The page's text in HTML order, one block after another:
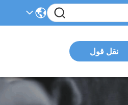
نقل قول